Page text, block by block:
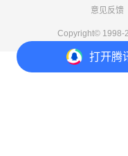
打开腾
意见反馈
Copyright© 1998-